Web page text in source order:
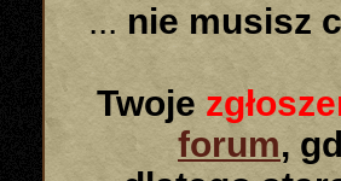
... nie musisz
Twoje
forum,